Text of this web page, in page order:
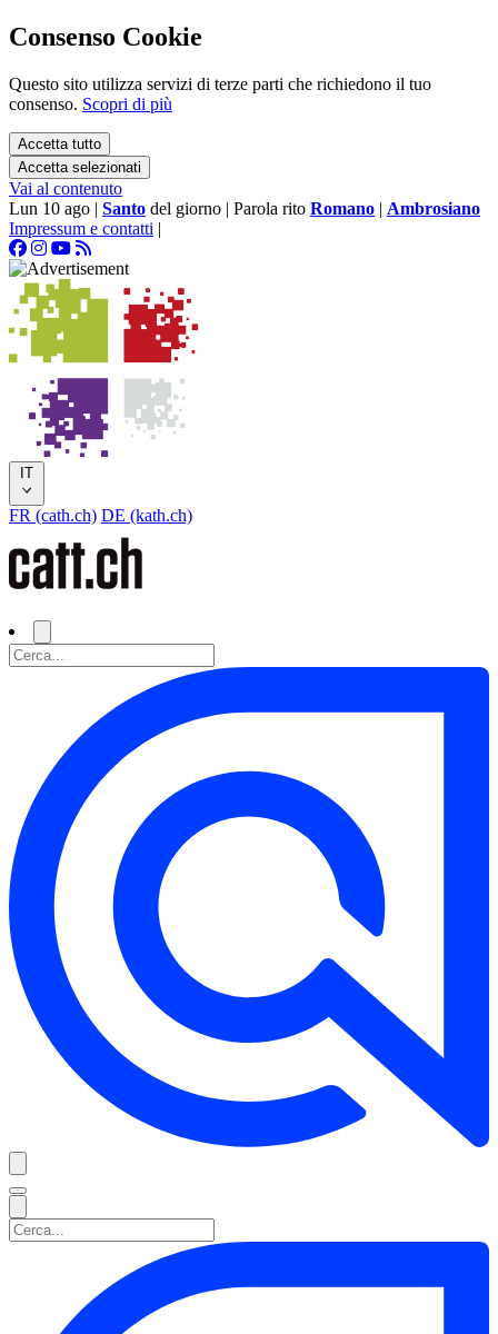
Consenso Cookie
Questo sito utilizza servizi di terze parti che richiedono il tuo
consenso. Scopri di più
Accetta tutto
Accetta selezionati
Vai al contenuto
Lun 10 ago | Santo del giorno | Parola rito Romano | Ambrosiano
Impressum e contatti |
IT
FR (cath.ch) DE (kath.ch)